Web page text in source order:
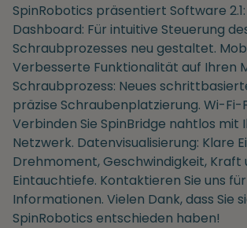
SpinRobotics präsentiert Software 2.1:
Dashboard: Für intuitive Steuerung
Schraubprozesses neu gestaltet.
Verbesserte Funktionalität auf Ihren
Schraubprozess: Neues
präzise Schraubenplatzierung. Wi-Fi-
Verbinden Sie SpinBridge nahtlos mit
Netzwerk. Datenvisualisierung: Klare
Drehmoment, Geschwindigkeit, Kraft
Eintauchtiefe. Kontaktieren Sie uns
Informationen. Vielen Dank, dass Sie
SpinRobotics entschieden haben!